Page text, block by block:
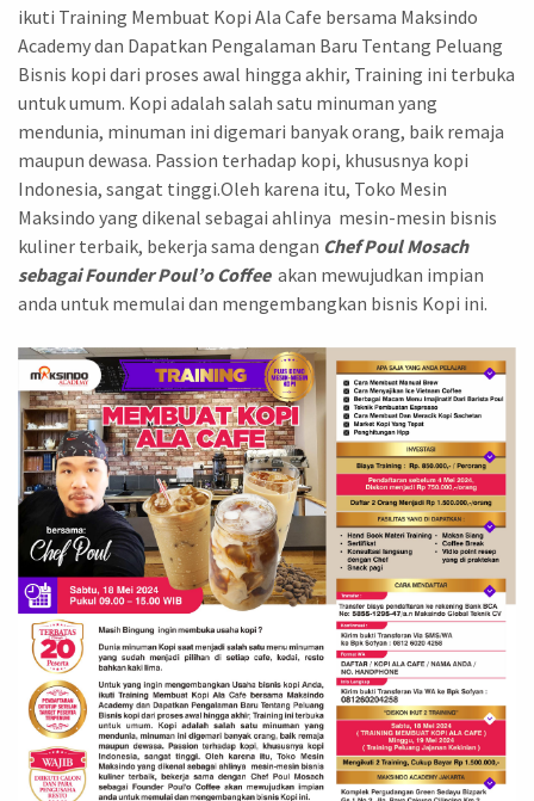
ikuti Training Membuat Kopi Ala Cafe bersama Maksindo
Academy dan Dapatkan Pengalaman Baru Tentang Peluang
Bisnis kopi dari proses awal hingga akhir, Training ini terbuka
untuk umum. Kopi adalah salah satu minuman yang
mendunia, minuman ini digemari banyak orang, baik remaja
maupun dewasa. Passion terhadap kopi, khususnya kopi
Indonesia, sangat tinggi.Oleh karena itu, Toko Mesin
Maksindo yang dikenal sebagai ahlinya mesin-mesin bisnis
kuliner terbaik, bekerja sama dengan Chef Poul Mosach
sebagai Founder Poul’o Coffeeakan mewujudkan impian
anda untuk memulai dan mengembangkan bisnis Kopi ini.